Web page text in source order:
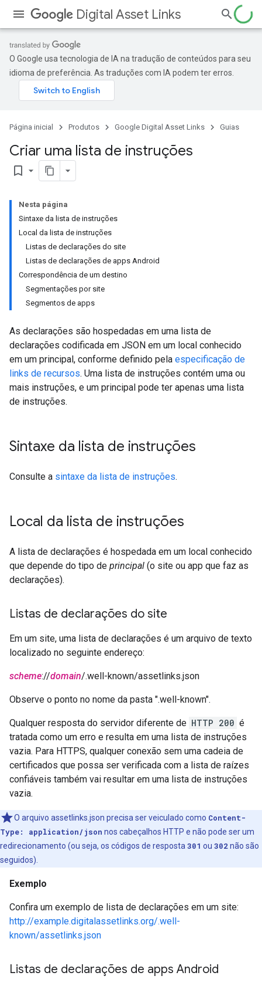
Digital Asset Links
O Google usa tecnologia de IA na tradução de conteúdos para seu
idioma de preferência. As traduções com IA podem ter erros.
Página inicial Produtos Google Digital Asset Links Guias
Criar uma lista de instruções
bookmark_border
Nesta página
Sintaxe da lista de instruções
Local da lista de instruções
Listas de declarações do site
Listas de declarações de apps Android
Correspondência de um destino
Segmentações por site
Segmentos de apps
As declarações são hospedadas em uma lista de
declarações codificada em JSON em um local conhecido
em um principal, conforme definido pela especificação de
links de recursos. Uma lista de instruções contém uma ou
mais instruções, e um principal pode ter apenas uma lista
de instruções.
Sintaxe da lista de instruções
Consulte a sintaxe da lista de instruções.
Local da lista de instruções
A lista de declarações é hospedada em um local conhecido
que depende do tipo de principal (o site ou app que faz as
declarações).
Listas de declarações do site
Em um site, uma lista de declarações é um arquivo de texto
localizado no seguinte endereço:
scheme://domain/.well-known/assetlinks.json
Observe o ponto no nome da pasta ".well-known".
Qualquer resposta do servidor diferente de HTTP 200 é
tratada como um erro e resulta em uma lista de instruções
vazia. Para HTTPS, qualquer conexão sem uma cadeia de
certificados que possa ser verificada com a lista de raízes
confiáveis também vai resultar em uma lista de instruções
vazia.
O arquivo assetlinks.json precisa ser veiculado como Content-
Type: application/json nos cabeçalhos HTTP e não pode ser um
redirecionamento (ou seja, os códigos de resposta 301 ou 302não são
seguidos).
Exemplo
Confira um exemplo de lista de declarações em um site:
http://example.digitalassetlinks.org/.well-
known/assetlinks.json
Listas de declarações de apps Android